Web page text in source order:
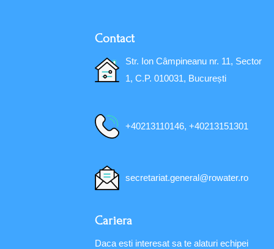
Contact
Str. Ion Câmpineanu nr. 11, Sector
1, C.P. 010031, București
+40213110146, +40213151301
secretariat.general@rowater.ro
Cariera
Daca esti interesat sa te alaturi echipei